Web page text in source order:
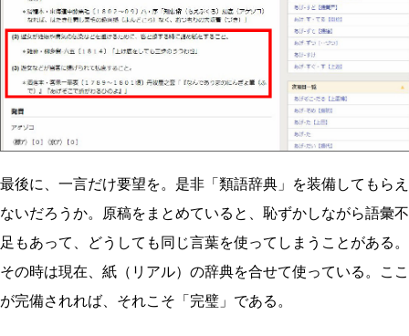
最後に、一言だけ要望を。是非「類語辞典」を装備してもらえ
ないだろうか。原稿をまとめていると、恥ずかしながら語彙不
足もあって、どうしても同じ言葉を使ってしまうことがある。
その時は現在、紙（リアル）の辞典を合せて使っている。ここ
が完備されれば、それこそ「完璧」である。